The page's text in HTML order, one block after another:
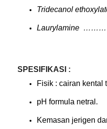
Tridecanol
Laurylamine
SPESIFIKASI :
Fisik : cairan kental
pH formula netral.
Kemasan jerigen